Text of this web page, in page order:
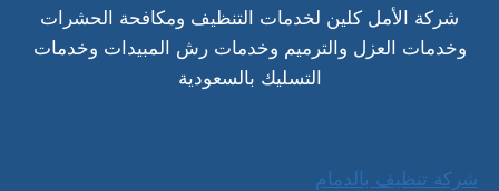
شركة الأمل كلين لخدمات التنظيف ومكافحة الحشرات
وخدمات العزل والترميم وخدمات رش المبيدات وخدمات
التسليك بالسعودية
شركة تنظيف بالدمام